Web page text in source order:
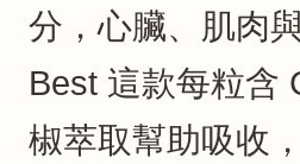
分，心臟、肌肉
Best 這款每粒含
椒萃取幫助吸收